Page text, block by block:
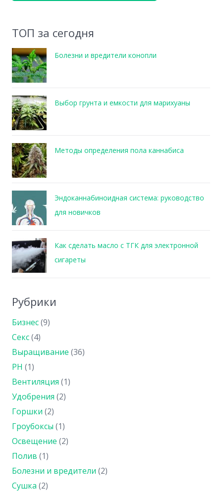
ТОП за сегодня
Болезни и вредители конопли
Выбор грунта и емкости для марихуаны
Методы определения пола каннабиса
Эндоканнабиноидная система: руководство
для новичков
Как сделать масло с ТГК для электронной
сигареты
Рубрики
Бизнес(9)
Секс(4)
Выращивание (36)
PH (1)
Вентиляция (1)
Удобрения (2)
Горшки (2)
Гроубоксы (1)
Освещение (2)
Полив (1)
Болезни и вредители (2)
Сушка (2)